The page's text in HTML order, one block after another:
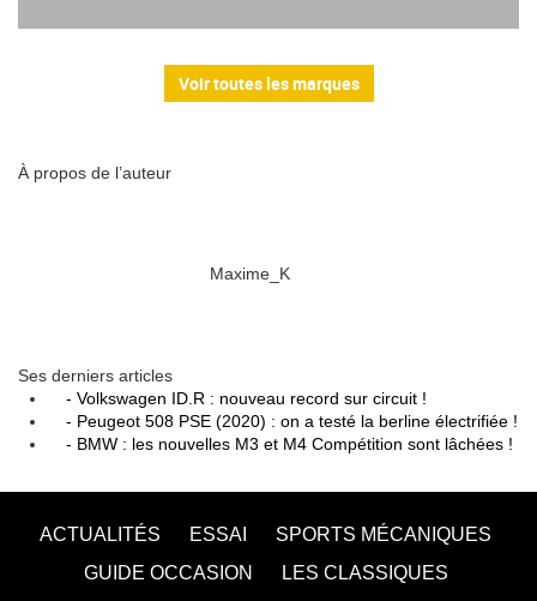
Voir toutes les marques
À propos de l’auteur
Maxime_K
Ses derniers articles
- Volkswagen ID.R : nouveau record sur circuit !
- Peugeot 508 PSE (2020) : on a testé la berline électrifiée !
- BMW : les nouvelles M3 et M4 Compétition sont lâchées !
ACTUALITÉS ESSAI
SPORTS MÉCANIQUES
GUIDE OCCASION
LES CLASSIQUES